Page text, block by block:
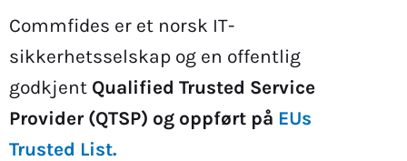
Commfides er et norsk IT-
sikkerhetsselskap og en offentlig
godkjent Qualified Trusted Service
Provider (QTSP) og oppført på EUs
Trusted List.